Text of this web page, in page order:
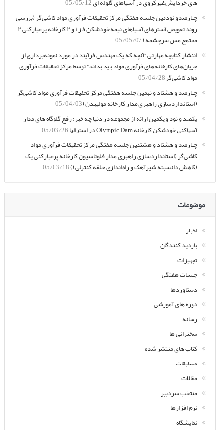
های خردایش غیرکروی در آسیاهای گلوله ای05/05/12
چهارصدو نودمین جلسه هفتگی مرکز تحقیقات فرآوری مواد کاشی‌گر (بررسی
روند تعویض آسترهای آسیاهای نیمه خودشکن فاز ۱ و ۲ کارخانه پرعیارکنی ۲
مجتمع مس سرچشمه)05/05/07
انتشار کتابچه مهارتی “آنچه که یک مهندس فرآیند در مورد نمونه‌برداری از
جریان‌های کارخانه‌های فرآوری مواد باید بداند” توسط مرکز تحقیقات فرآوری
مواد کاشی‌گر05/04/28
چهارصد و هشتاد و نهمین جلسه هفتگی مرکز تحقیقات فرآوری مواد کاشی‌گر
(استانداردسازی راهبری مدار کارخانه مولیبدن)05/04/03
یکصد و نود و یکمین ارائه از مجموعه در دنیا چه خبر: رفع گلوگاه های مدار
آسیاکنی خودشکن کارخانه Olympic Dam در استرالیا
05/03/26
چهارصد و هشتاد و هشتمین جلسه هفتگی مرکز تحقیقات فرآوری مواد
کاشی‌گر (استانداردسازی راهبری مدار فلوتاسیون کارخانه پرعیارکنی یک
(کاهش دانسیته شیرآهک و راه‌اندازی حلقه کنترلی))05/03/18
موضوعات
اخبار
بازدید کنندگان
تجهیزات
جلسات هفتگی
دستاوردها
دوره های آموزشی
رسانه
سخنرانی ها
کتاب های منتشر شده
مسابقات
مقالات
منتخب سردبیر
نرم افزارها
نمایشگاه